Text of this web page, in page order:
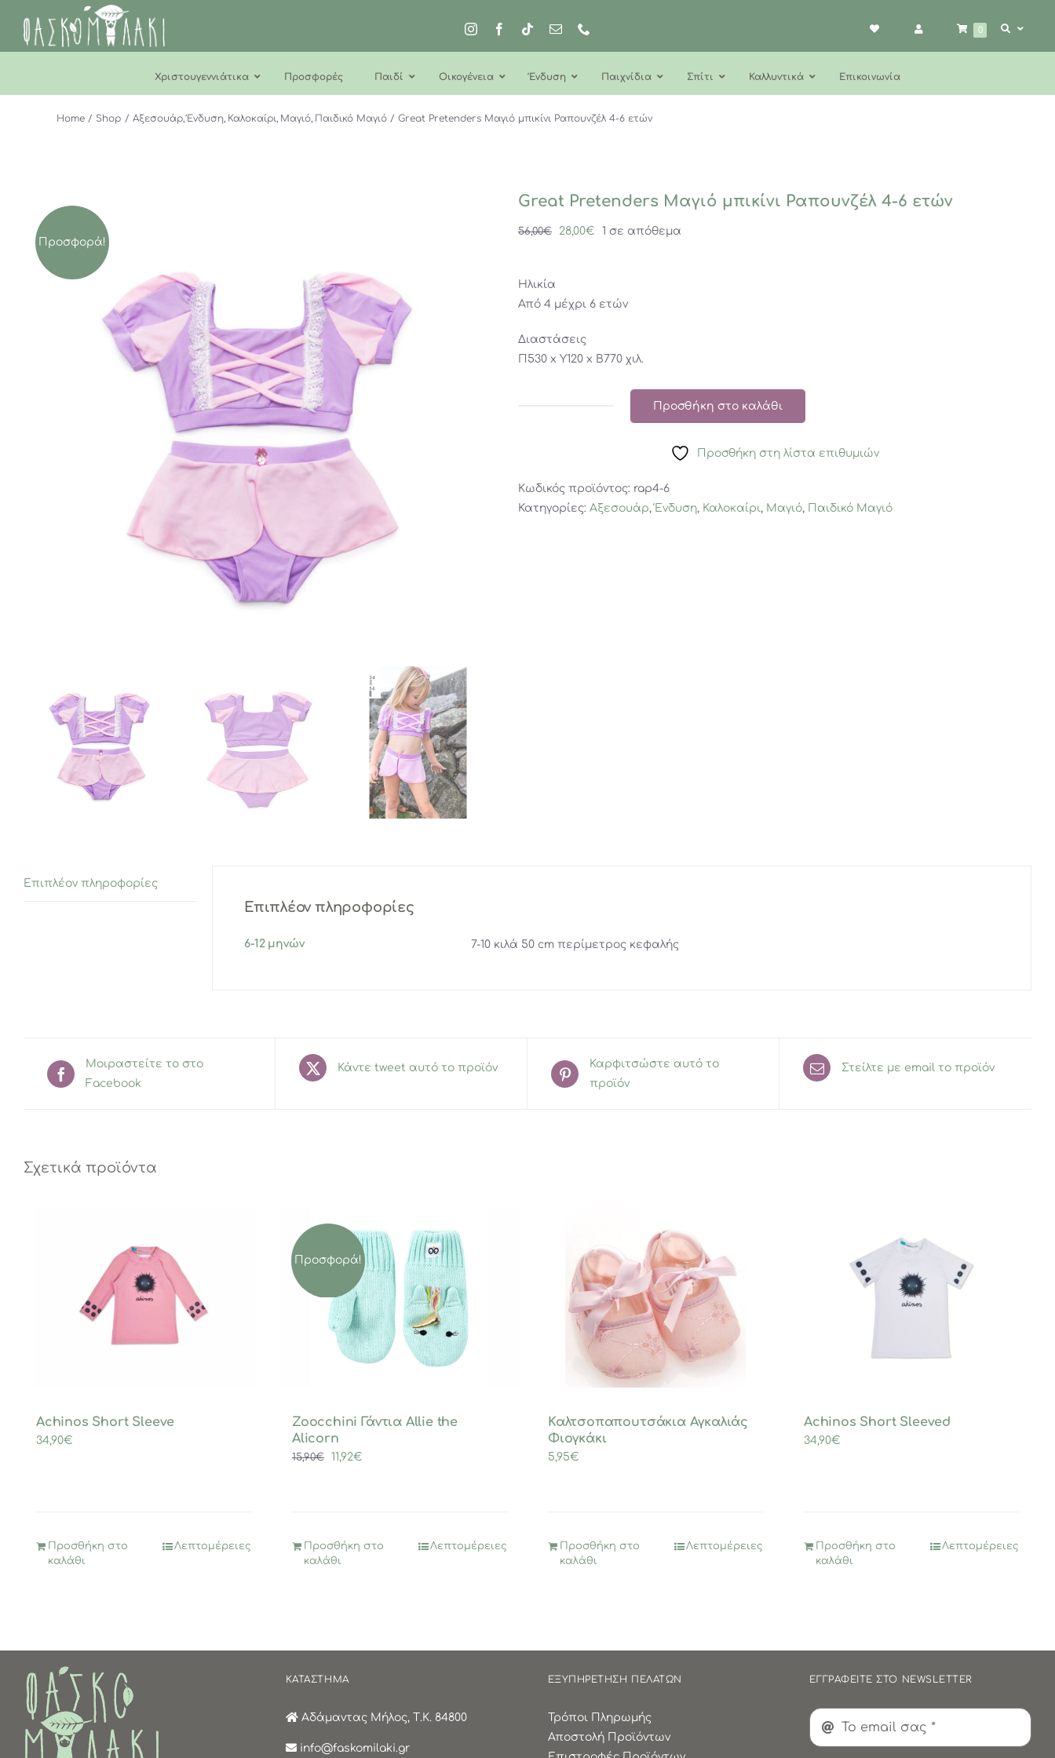
περιεχόμενο
0
Χριστουγεννιάτικα Προσφορές Παιδί Οικογένεια Ένδυση Παιχνίδια Σπίτι Καλλυντικά Επικοινωνία
Home Shop Αξεσουάρ Ένδυση Καλοκαίρι Μαγιό Παιδικό Μαγιό Great Pretenders Μαγιό μπικίνι Ραπουνζέλ 4-6 ετών
Προσφορά!
Great Pretenders Μαγιό μπικίνι Ραπουνζέλ 4-6 ετών
56,00€
Original
28,00€ Η
28,00€.
1 σε απόθεμα
Ηλικία
Από 4 μέχρι 6 ετών
Διαστάσεις
Π530 x Y120 x Β770 χιλ.
Ραπουνζέλ
4-
Προσθήκη στο καλάθι
Προσθήκη στη λίστα επιθυμιών
Κωδικός προϊόντος: rap4-6
Κατηγορίες: Αξεσουάρ,Ένδυση, Καλοκαίρι , Μαγιό, Παιδικό Μαγιό
Επιπλέον πληροφορίες
Επιπλέον πληροφορίες
6-12 μηνών 7-10 κιλά 50 cm περίμετρος κεφαλής
Μοιραστείτε το στο
Facebook
Κάντε tweet αυτό το προϊόν
Καρφιτσώστε αυτό το
προϊόν
Στείλτε με email το προϊόν
Σχετικά προϊόντα
Achinos Short Sleeve
34,90€
Προσθήκη στο
καλάθι
Λεπτομέρειες
Προσφορά!
Zoocchini Γάντια Allie the
Alicorn
15,90€
Original
11,92€
Προσθήκη στο
καλάθι
Λεπτομέρειες
Καλτσοπαπουτσάκια Αγκαλιάς
Φιογκάκι
5,95€
Προσθήκη στο
καλάθι
Λεπτομέρειες
Achinos Short Sleeved
34,90€
Προσθήκη στο
καλάθι
Λεπτομέρειες
ΚΑΤΑΣΤΗΜΑ
Αδάμαντας Μήλος, Τ.Κ. 84800
info@faskomilaki.gr
ΕΞΥΠΗΡΕΤΗΣΗ ΠΕΛΑΤΩΝ
Τρόποι Πληρωμής
Αποστολή Προϊόντων
ΕΓΓΡΑΦΕΙΤΕ ΣΤΟ NEWSLETTER